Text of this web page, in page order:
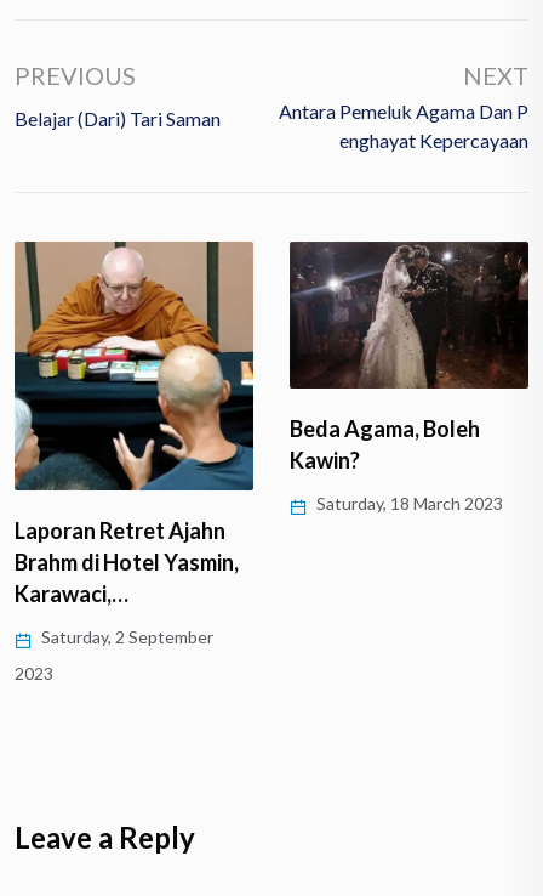
PREVIOUS
Belajar (dari) Tari Saman
NEXT
Antara Pemeluk Agama Dan P
Enghayat Kepercayaan
Laporan Retret Ajahn
Brahm di Hotel Yasmin,
Karawaci,…
Saturday, 2 September
2023
Beda Agama, Boleh
Kawin?
Saturday, 18 March 2023
Leave a Reply